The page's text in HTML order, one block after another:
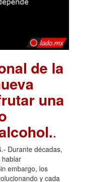
de la
una
.
Durante décadas,
hablar
embargo, los
y cada